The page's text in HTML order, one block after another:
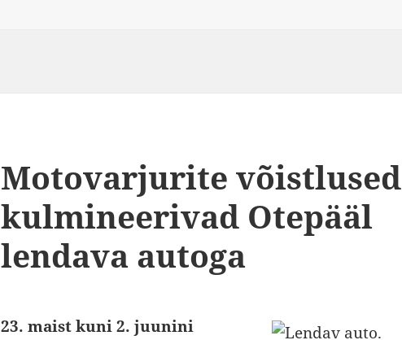
Motovarjurite võistlused
kulmineerivad Otepääl
lendava autoga
23. maist kuni 2. juunini